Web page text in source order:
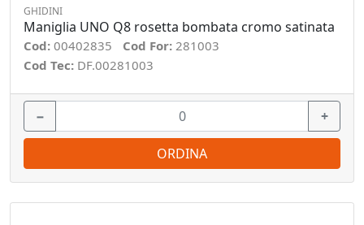
GHIDINI
Maniglia UNO Q8 rosetta bombata cromo satinata
Cod: 00402835 Cod For: 281003
Cod Tec: DF.00281003
− +
ORDINA